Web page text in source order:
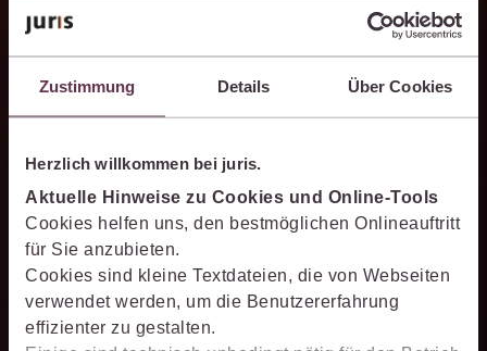
Zustimmung Details Über Cookies
Herzlich willkommen bei juris.
Aktuelle Hinweise zu Cookies und Online-Tools
Cookies helfen uns, den bestmöglichen Onlineauftritt
für Sie anzubieten.
Cookies sind kleine Textdateien, die von Webseiten
verwendet werden, um die Benutzererfahrung
effizienter zu gestalten.
Die juris KI-Suite beschleunigt die Analyse komplexer
juristischer Fragestellungen. Sie hilft dabei, Sachverhalte
einzuordnen, Zusammenhänge zu erkennen und belastbare
Ansatzpunkte für die weitere Bearbeitung zu gewinnen. Dabei
können Sie sich auf die Quellenqualität und die Aktualität des
juris Datenraums verlassen.